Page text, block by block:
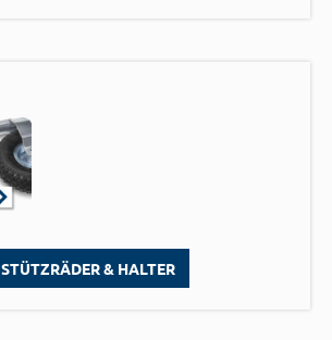
STÜTZRÄDER & HALTER